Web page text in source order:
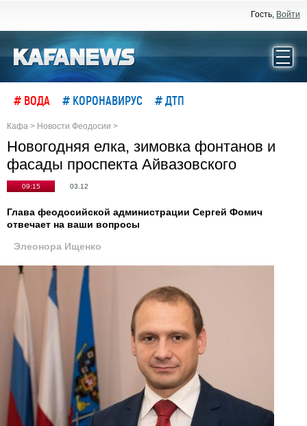
Гость, Войти
# ВОДА # КОРОНАВИРУС # ДТП
Кафа > Новости Феодосии >
Новогодняя елка, зимовка фонтанов и
фасады проспекта Айвазовского
09:15 03.12
Глава феодосийской администрации Сергей Фомич
отвечает на ваши вопросы
Элеонора Ищенко